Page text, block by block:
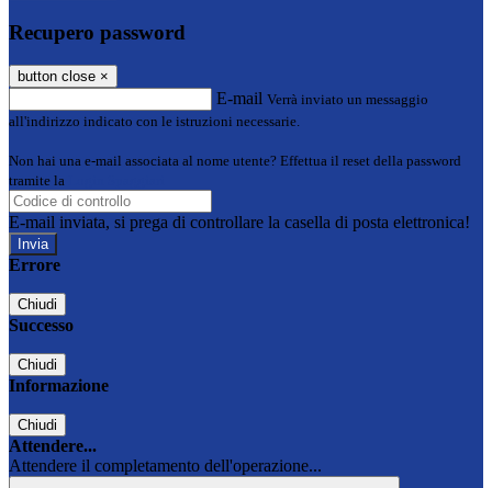
Recupero password
button close ×
E-mail Verrà inviato un messaggio
all'indirizzo indicato con le istruzioni necessarie.
Non hai una e-mail associata al nome utente? Effettua il reset della password
tramite la
E-mail inviata, si prega di controllare la casella di posta elettronica!
Errore
Chiudi
Successo
Chiudi
Informazione
Chiudi
Attendere...
Attendere il completamento dell'operazione...